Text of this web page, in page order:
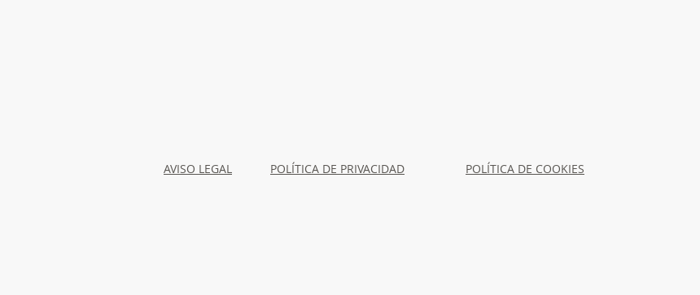
AVISO LEGAL POLÍTICA DE PRIVACIDAD POLÍTICA DE COOKIES